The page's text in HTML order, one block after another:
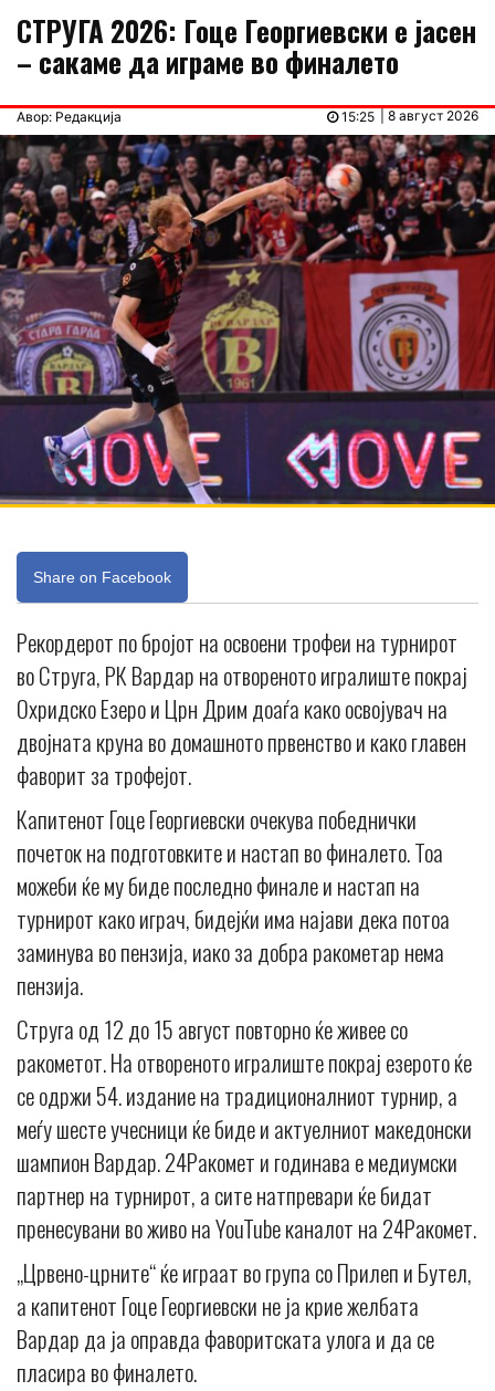
СТРУГА 2026: Гоце Георгиевски е јасен
– сакаме да играме во финалето
Авор: Редакција | 8 август 2026
15:25
Share on Facebook
Рекордерот по бројот на освоени трофеи на турнирот
во Струга, РК Вардар на отвореното игралиште покрај
Охридско Езеро и Црн Дрим доаѓа како освојувач на
двојната круна во домашното првенство и како главен
фаворит за трофејот.
Капитенот Гоце Георгиевски очекува победнички
почеток на подготовките и настап во финалето. Тоа
можеби ќе му биде последно финале и настап на
турнирот како играч, бидејќи има најави дека потоа
заминува во пензија, иако за добра ракометар нема
пензија.
Струга од 12 до 15 август повторно ќе живее со
ракометот. На отвореното игралиште покрај езерото ќе
се одржи 54. издание на традиционалниот турнир, а
меѓу шесте учесници ќе биде и актуелниот македонски
шампион Вардар. 24Ракомет и годинава е медиумски
партнер на турнирот, а сите натпревари ќе бидат
пренесувани во живо на YouTube каналот на 24Ракомет.
„Црвено-црните“ ќе играат во група со Прилеп и Бутел,
а капитенот Гоце Георгиевски не ја крие желбата
Вардар да ја оправда фаворитската улога и да се
пласира во финалето.